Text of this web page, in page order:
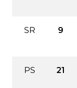
SR 9
PS 21